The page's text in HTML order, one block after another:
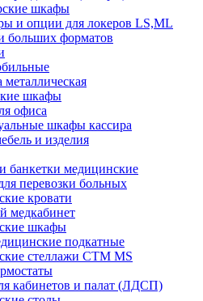
шкафы
и опции для локеров LS,ML
больших форматов
шкафы
офиса
шкафы кассира
и изделия
банкетки медицинские
перевозки больных
кровати
медкабинет
шкафы
подкатные
стеллажи CTM MS
кабинетов и палат (ЛДСП)